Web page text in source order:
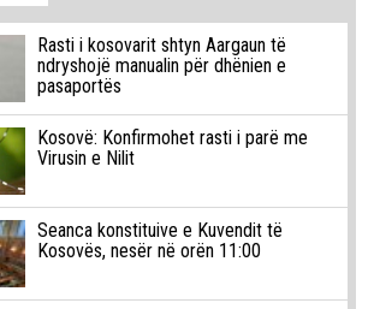
Rasti i kosovarit shtyn Aargaun të
ndryshojë manualin për dhënien e
pasaportës
Kosovë: Konfirmohet rasti i parë me
Virusin e Nilit
Seanca konstituive e Kuvendit të
Kosovës, nesër në orën 11:00